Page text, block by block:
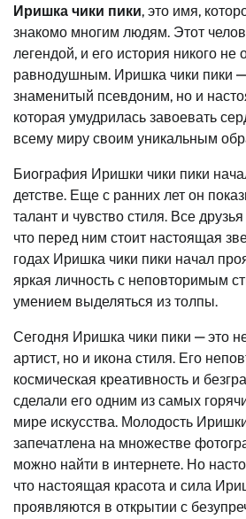
Иришка чики пики, это имя,
знакомо многим людям. Этот
легендой, и его история никого не
равнодушным. Иришка чики пики —
знаменитый псевдоним, но и
которая умудрилась завоевать
всему миру своим уникальным
Биография Иришки чики пики
детстве. Еще с ранних лет он
талант и чувство стиля. Все
что перед ним стоит настоящая
годах Иришка чики пики начал
яркая личность с неповторимым
умением выделяться из толпы.
Сегодня Иришка чики пики — это
артист, но и икона стиля. Его
космическая креативность и
сделали его одним из самых
мире искусства. Молодость
запечатлена на множестве
можно найти в интернете. Но
что настоящая красота и сила
проявляются в открытии с